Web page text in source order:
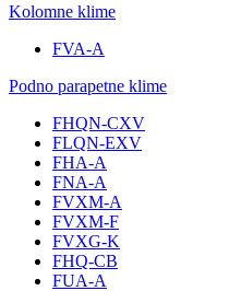
Kolomne klime
FVA-A
Podno parapetne klime
FHQN-CXV
FLQN-EXV
FHA-A
FNA-A
FVXM-A
FVXM-F
FVXG-K
FHQ-CB
FUA-A